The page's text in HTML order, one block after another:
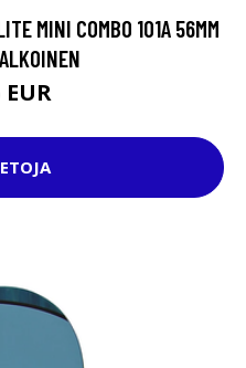
MINI COMBO 101A 56MM
EUR